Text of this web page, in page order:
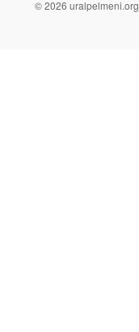
© 2026 uralpelmeni.org